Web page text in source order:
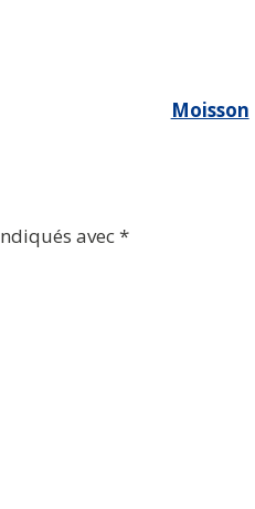
Moisson
avec*